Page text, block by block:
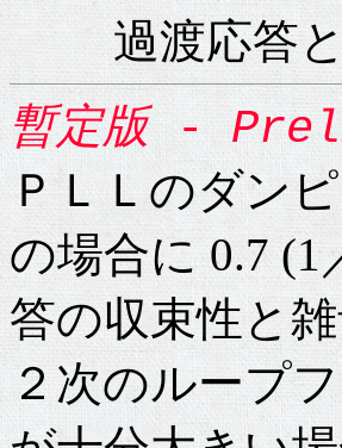
過渡応答
暫定版 -
ＰＬＬのダン
の場合に 0.7
答の収束性と
２次のループ